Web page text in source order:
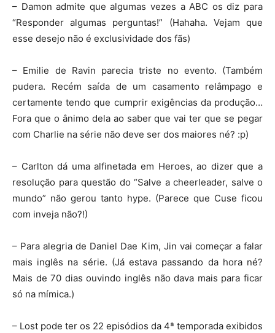
– Damon admite que algumas vezes a ABC os diz para
“Responder algumas perguntas!” (Hahaha. Vejam que
esse desejo não é exclusividade dos fãs)
– Emilie de Ravin parecia triste no evento. (Também
pudera. Recém saída de um casamento relâmpago e
certamente tendo que cumprir exigências da produção…
Fora que o ânimo dela ao saber que vai ter que se pegar
com Charlie na série não deve ser dos maiores né? :p)
– Carlton dá uma alfinetada em Heroes, ao dizer que a
resolução para questão do “Salve a cheerleader, salve o
mundo” não gerou tanto hype. (Parece que Cuse ficou
com inveja não?!)
– Para alegria de Daniel Dae Kim, Jin vai começar a falar
mais inglês na série. (Já estava passando da hora né?
Mais de 70 dias ouvindo inglês não dava mais para ficar
só na mímica.)
– Lost pode ter os 22 episódios da 4ª temporada exibidos